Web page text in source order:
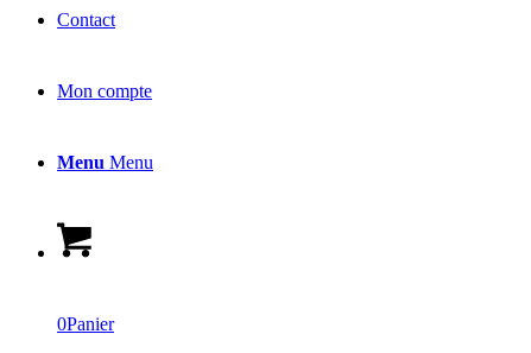
Contact
Mon compte
Menu Menu
0Panier